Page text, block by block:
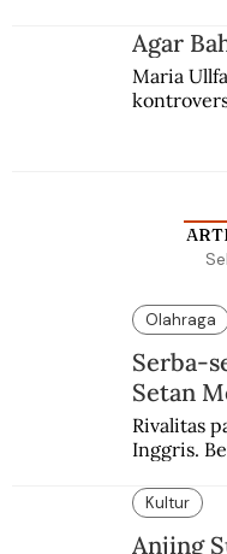
Agar
Maria
Olahraga
Serba-
Setan
Rivalitas
Inggris.
Kultur
Anjing